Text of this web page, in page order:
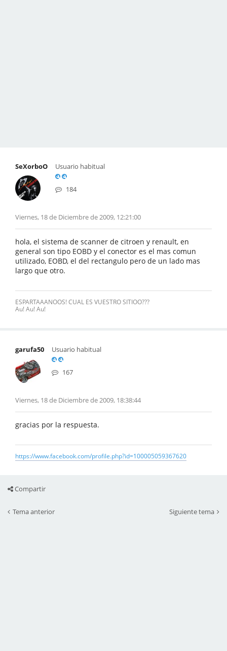
SeXorboO Usuario habitual
184
Viernes, 18 de Diciembre de 2009, 12:21:00
hola, el sistema de scanner de citroen y renault, en
general son tipo EOBD y el conector es el mas comun
utilizado, EOBD, el del rectangulo pero de un lado mas
largo que otro.
ESPARTAAANOOS! CUAL ES VUESTRO SITIOO???
Au! Au! Au!
garufa50 Usuario habitual
167
Viernes, 18 de Diciembre de 2009, 18:38:44
gracias por la respuesta.
https://www.facebook.com/profile.php?id=100005059367620
Compartir
Tema anterior Siguiente tema